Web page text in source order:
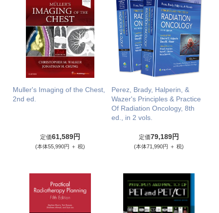
Muller's Imaging of the Chest,
2nd ed.
定価61,589円
(本体55,990円 ＋ 税)
Perez, Brady, Halperin, &
Wazer's Principles & Practice
Of Radiation Oncology, 8th
ed., in 2 vols.
定価79,189円
(本体71,990円 ＋ 税)